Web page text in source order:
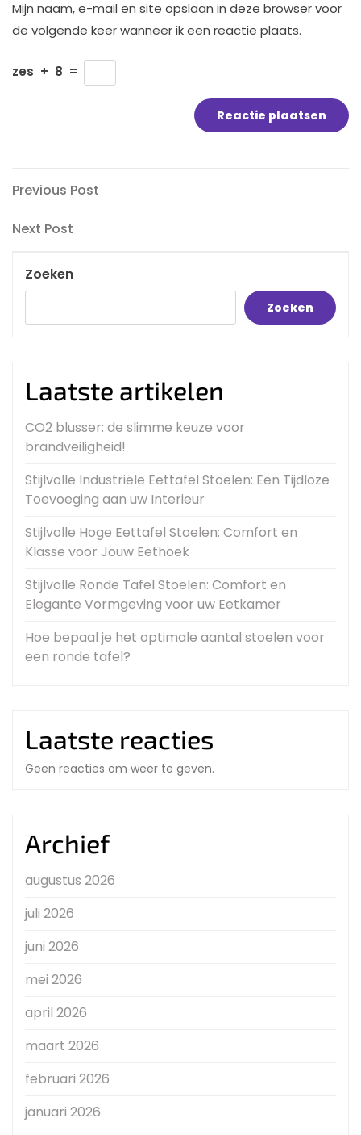
Mijn naam, e-mail en site opslaan in deze browser voor
de volgende keer wanneer ik een reactie plaats.
zes + 8 =
Bericht
navigatie
Previous
Previous Post
Next
Next Post
Zoeken
Zoeken
Laatste artikelen
CO2 blusser: de slimme keuze voor
brandveiligheid!
Stijlvolle Industriële Eettafel Stoelen: Een Tijdloze
Toevoeging aan uw Interieur
Stijlvolle Hoge Eettafel Stoelen: Comfort en
Klasse voor Jouw Eethoek
Stijlvolle Ronde Tafel Stoelen: Comfort en
Elegante Vormgeving voor uw Eetkamer
Hoe bepaal je het optimale aantal stoelen voor
een ronde tafel?
Laatste reacties
Geen reacties om weer te geven.
Archief
augustus 2026
juli 2026
juni 2026
mei 2026
april 2026
maart 2026
februari 2026
januari 2026